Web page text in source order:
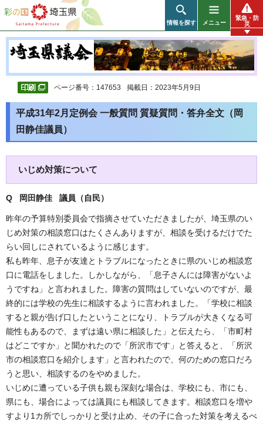
彩の国 埼玉県
情報を探す メニュー
緊急・防
災
ページ番号：147653 掲載日：2023年5月9日
平成31年2月定例会 一般質問 質疑質問・答弁全文（岡
田静佳議員）
いじめ対策について
Q 岡田静佳 議員（自民）
昨年の予算特別委員会で指摘させていただきましたが、埼玉県のい
じめ対策の相談窓口はたくさんありますが、相談を受けるだけでた
らい回しにされているように感じます。
私も昨年、息子が友達とトラブルになったときに県のいじめ相談窓
口に電話をしました。しかしながら、「息子さんには障害がないよ
うですね」と言われました。障害の質問はしていないのですが、最
終的には学校の先生に相談するように言われました。「学校に相談
すると親が告げ口したということになり、トラブルが大きくなる可
能性もあるので、まずは遠い県に相談した」と伝えたら、「市町村
はどこですか」と聞かれたので「所沢市です」と答えると、「所沢
市の相談窓口を紹介します」と言われたので、何のための窓口だろ
うと思い、相談するのをやめました。
いじめに遭っている子供も親も深刻な場合は、学校にも、市にも、
県にも、場合によっては議員にも相談してきます。相談窓口を増や
すより1カ所でしっかりと受け止め、その子に合った対策を考えるべ